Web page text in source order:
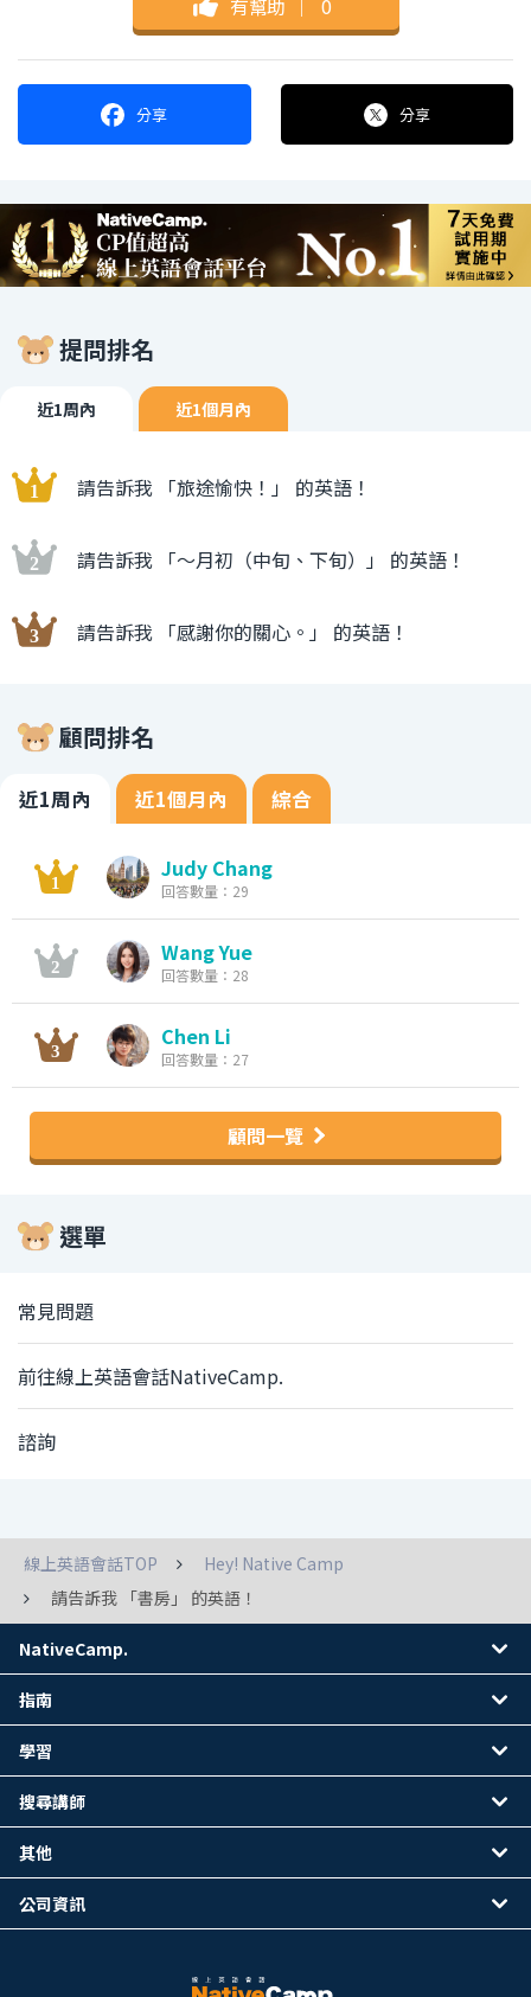
有幫助 ｜ 0
分享 分享
提問排名
近1周內 近1個月內
請告訴我 「旅途愉快！」 的英語！
請告訴我 「〜月初（中旬、下旬）」 的英語！
請告訴我 「感謝你的關心。」 的英語！
顧問排名
近1周內 近1個月內 綜合
Judy Chang
回答數量：29
Wang Yue
回答數量：28
Chen Li
回答數量：27
顧問一覽
選單
常見問題
前往線上英語會話NativeCamp.
諮詢
線上英語會話TOP
Hey! Native Camp
請告訴我 「書房」 的英語！
NativeCamp.
指南
學習
搜尋講師
其他
公司資訊